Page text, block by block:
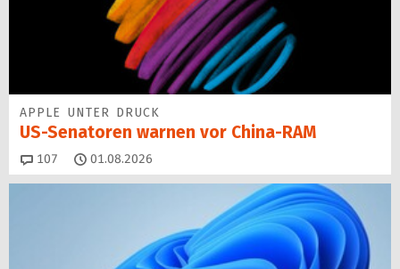
APPLE UNTER DRUCK
US-Senatoren warnen vor China-RAM
107 Kommentare
01.08.2026